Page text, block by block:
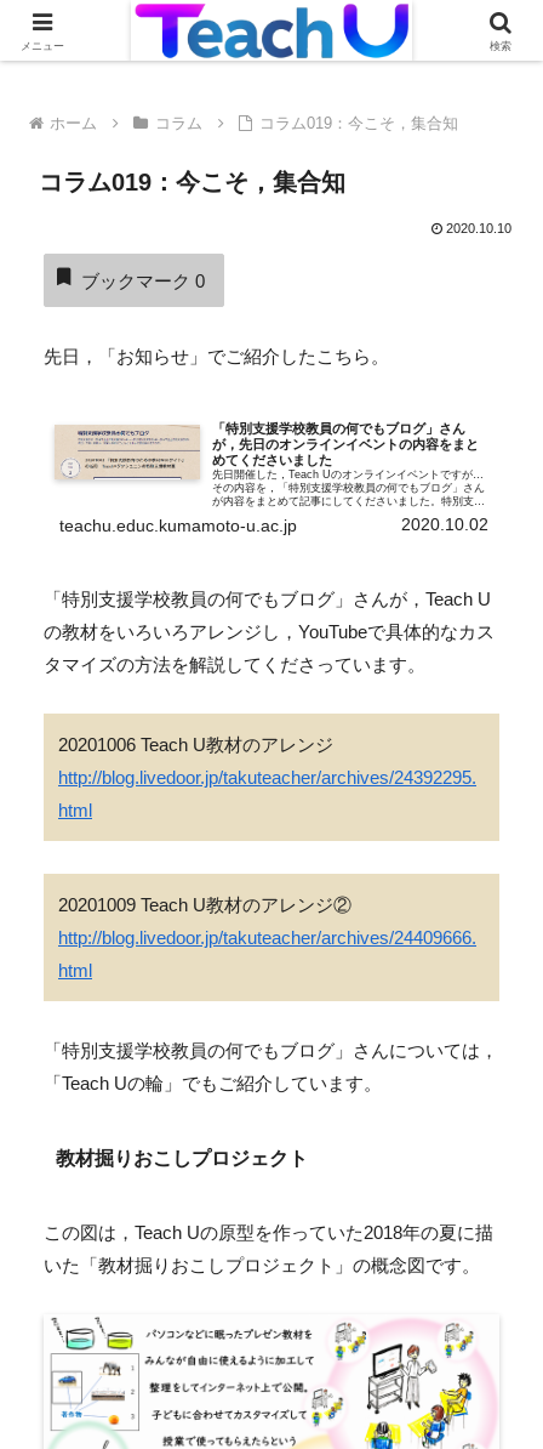
Teach Uの活用事例を絶賛募集中です！詳しくはこちらから
ホーム コラム コラム019：今こそ，集合知
コラム019：今こそ，集合知
2020.10.10
ブックマーク 0
先日，「お知らせ」でご紹介したこちら。
「特別支援学校教員の何でもブログ」さん
が，先日のオンラインイベントの内容をまと
めてくださいました
先日開催した，Teach Uのオンラインイベントですが…
その内容を，「特別支援学校教員の何でもブログ」さん
が内容をまとめて記事にしてくださいました。特別支援
っているので，どんなことがあったの...
teachu.educ.kumamoto-u.ac.jp 2020.10.02
「特別支援学校教員の何でもブログ」さんが，Teach U
の教材をいろいろアレンジし，YouTubeで具体的なカス
タマイズの方法を解説してくださっています。
20201006 Teach U教材のアレンジ
http://blog.livedoor.jp/takuteacher/archives/24392295.
html
20201009 Teach U教材のアレンジ②
http://blog.livedoor.jp/takuteacher/archives/24409666.
html
「特別支援学校教員の何でもブログ」さんについては，
「Teach Uの輪」でもご紹介しています。
教材掘りおこしプロジェクト
この図は，Teach Uの原型を作っていた2018年の夏に描
いた「教材掘りおこしプロジェクト」の概念図です。
メニュー 検索